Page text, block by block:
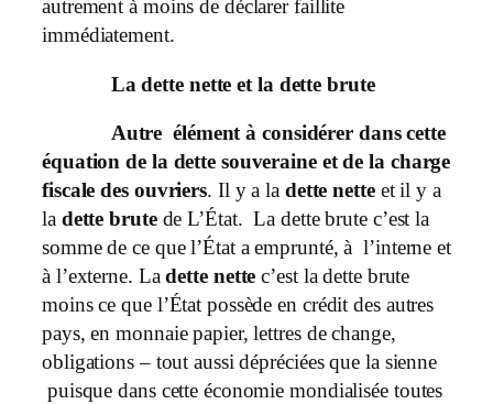
autrement à moins de déclarer faillite
immédiatement.
La dette nette et la dette brute
Autre élément à considérer dans cette
équation de la dette souveraine et de la charge
fiscale des ouvriers. Il y a la dette netteet il y a
la dette brutede L’État. La dette brute c’est la
somme de ce que l’État a emprunté, à l’interne et
à l’externe. Ladette nette c’est la dette brute
moins ce que l’État possède en crédit des autres
pays, en monnaie papier, lettres de change,
obligations – tout aussi dépréciées que la sienne
puisque dans cette économie mondialisée toutes